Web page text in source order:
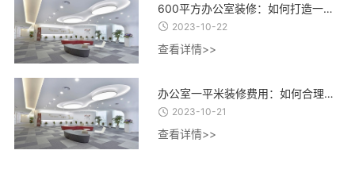
600平方办公室装修：如何打造一个高效、舒适、创意的办公环境？
2023-10-22
查看详情>>
办公室一平米装修费用：如何合理控制装修成本，实现精致办公空间的经济建设
2023-10-21
查看详情>>